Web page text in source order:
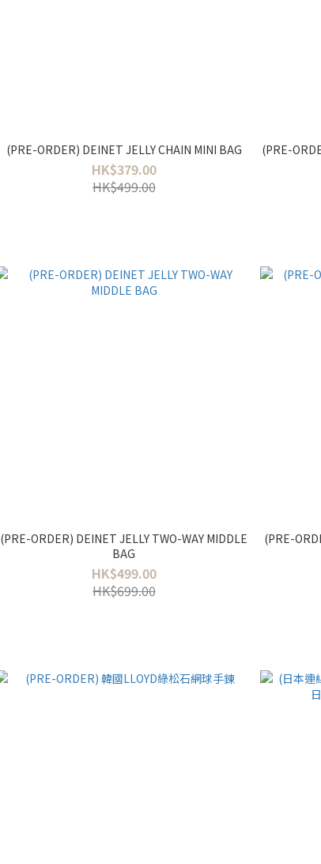
(PRE-ORDER) DEINET JELLY CHAIN MINI BAG
HK$379.00
HK$499.00
(PRE-
(PRE-ORDER) DEINET JELLY TWO-WAY MIDDLE
BAG
HK$499.00
HK$699.00
(PRE-